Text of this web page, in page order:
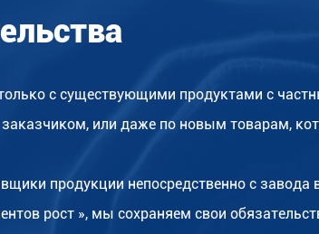
с существующими продуктами с
или даже по новым товарам,
продукции непосредственно с
рост », мы сохраняем свои